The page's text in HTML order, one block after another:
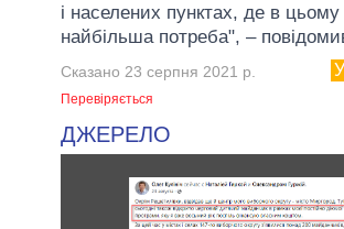
і населених пунктах, де в цьому
найбільша потреба", –
Сказано 23 серпня 2021 р.
Перевіряється
ДЖЕРЕЛО